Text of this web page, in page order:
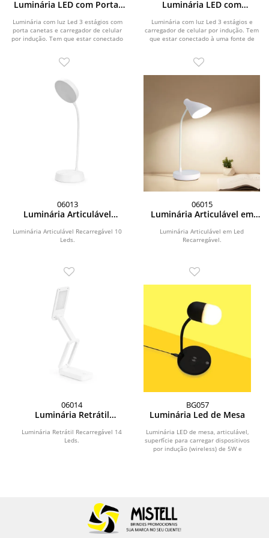
Luminária LED com Porta-
Luminária com luz Led 3 estágios com
porta canetas e carregador de celular
por indução. Tem que estar conectado
Luminária LED com
Luminária com luz Led 3 estágios e
carregador de celular por indução. Tem
que estar conectado à uma fonte de
06013
Luminária Articulável
Luminária Articulável Recarregável 10
Leds.
06015
Luminária Articulável em
Luminária Articulável em Led
Recarregável.
06014
Luminária Retrátil
Luminária Retrátil Recarregável 14
Leds.
BG057
Luminária Led de Mesa
Luminária LED de mesa, articulável,
superfície para carregar dispositivos
por indução (wireless) de 5W e